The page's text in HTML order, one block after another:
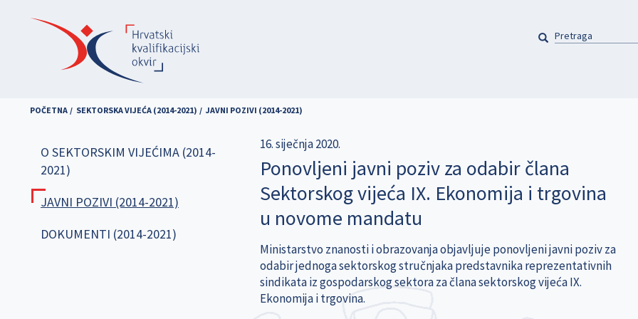
PRETRAGA
POČETNA SEKTORSKA VIJEĆA (2014-2021) JAVNI POZIVI (2014-2021)
O SEKTORSKIM VIJEĆIMA (2014-
2021)
JAVNI POZIVI (2014-2021)
DOKUMENTI (2014-2021)
16. siječnja 2020.
Ponovljeni javni poziv za odabir člana
Sektorskog vijeća IX. Ekonomija i trgovina
u novome mandatu
Ministarstvo znanosti i obrazovanja objavljuje ponovljeni javni poziv za
odabir jednoga sektorskog stručnjaka predstavnika reprezentativnih
sindikata iz gospodarskog sektora za člana sektorskog vijeća IX.
Ekonomija i trgovina.